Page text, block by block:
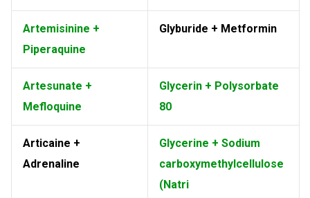
Artemisinine +
Piperaquine
Glyburide + Metformin
Artesunate +
Mefloquine
Glycerin + Polysorbate
80
Articaine +
Adrenaline
Glycerine + Sodium
carboxymethylcellulose
(Natri